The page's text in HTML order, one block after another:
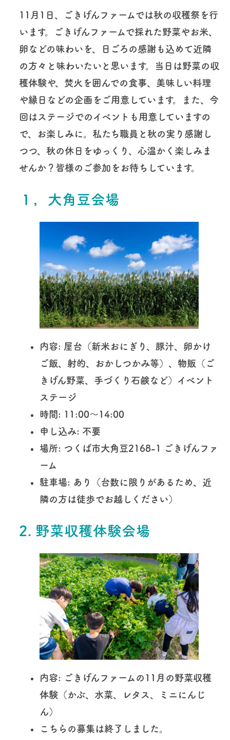
11月1日、ごきげんファームでは秋の収穫祭を行
います。ごきげんファームで採れた野菜やお米、
卵などの味わいを、日ごろの感謝も込めて近隣
の方々と味わいたいと思います。当日は野菜の収
穫体験や、焚火を囲んでの食事、美味しい料理
や縁日などの企画をご用意しています。また、今
回はステージでのイベントも用意していますの
で、お楽しみに。私たち職員と秋の実り感謝し
つつ、秋の休日をゆっくり、心温かく楽しみま
せんか？皆様のご参加をお待ちしています。
１，大角豆会場
内容: 屋台（新米おにぎり、豚汁、卵かけ
ご飯、射的、おかしつかみ等）、物販（ご
きげん野菜、手づくり石鹸など）イベント
ステージ
時間: 11:00〜14:00
申し込み: 不要
場所: つくば市大角豆2168-1 ごきげんファ
ーム
駐車場: あり（台数に限りがあるため、近
隣の方は徒歩でお越しください）
2. 野菜収穫体験会場
内容: ごきげんファームの11月の野菜収穫
体験（かぶ、水菜、レタス、ミニにんじ
ん）
こちらの募集は終了しました。